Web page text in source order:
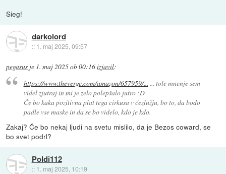
Sieg!
darkolord
:: 1. maj 2025, 09:57
pegasus je 1. maj 2025 ob 00:16izjavil:
https://www.theverge.com/amazon/657959/... ... tole mnenje sem
videl zjutraj in mi je zelo polepšalo jutro :D
Če bo kaka pozitivna plat tega cirkusa v čezlužju, bo to, da bodo
padle vse maske in da se bo videlo, kdo je kdo.
Zakaj? Če bo nekaj ljudi na svetu mislilo, da je Bezos coward, se
bo svet podrl?
Poldi112
:: 1. maj 2025, 10:19